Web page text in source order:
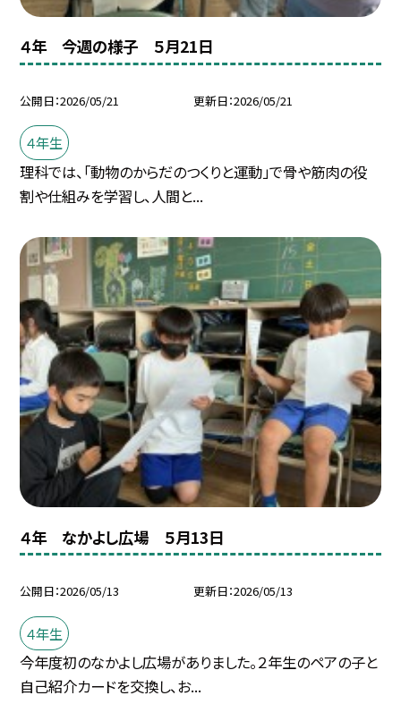
４年 今週の様子 ５月21日
公開日 2026/05/21 更新日 2026/05/21
４年生
理科では、「動物のからだのつくりと運動」で骨や筋肉の役
割や仕組みを学習し、人間と...
４年 なかよし広場 ５月13日
公開日 2026/05/13 更新日 2026/05/13
４年生
今年度初のなかよし広場がありました。２年生のペアの子と
自己紹介カードを交換し、お...